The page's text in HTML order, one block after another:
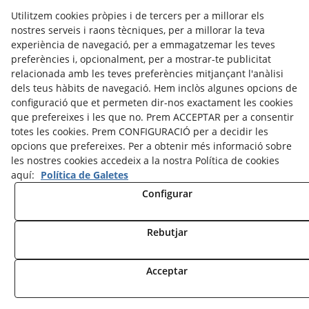
Casa Rural amb PiscinaI i Barbacoa |
Política Privacitat | Avís Legal
Utilitzem cookies pròpies i de tercers per a millorar els
nostres serveis i raons tècniques, per a millorar la teva
experiència de navegació, per a emmagatzemar les teves
preferències i, opcionalment, per a mostrar-te publicitat
relacionada amb les teves preferències mitjançant l'anàlisi
dels teus hàbits de navegació. Hem inclòs algunes opcions de
configuració que et permeten dir-nos exactament les cookies
que prefereixes i les que no. Prem ACCEPTAR per a consentir
totes les cookies. Prem CONFIGURACIÓ per a decidir les
opcions que prefereixes. Per a obtenir més informació sobre
les nostres cookies accedeix a la nostra Política de cookies
aquí: Política de Galetes
Configurar
Rebutjar
Acceptar